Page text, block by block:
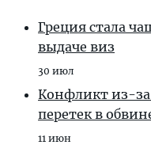
Греция стала
выдаче виз
30 июл
Конфликт из-за
перетек в
11 июн